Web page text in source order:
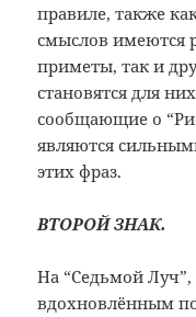
правиле, также
смыслов имеются
приметы, так и
становятся для
сообщающие о
являются
этих фраз.
ВТОРОЙ ЗНАК.
На “Седьмой
вдохновлённым